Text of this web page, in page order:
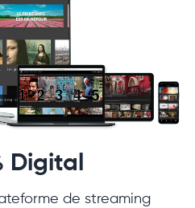
Digital
de streaming